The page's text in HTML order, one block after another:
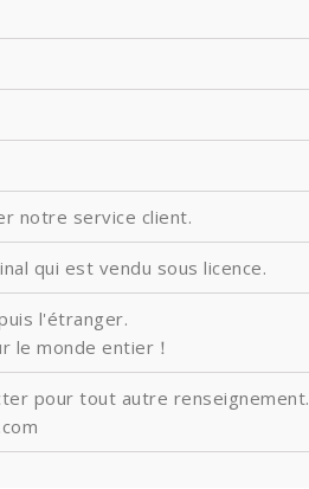
notre service client.
qui est vendu sous licence.
l'étranger.
le monde entier！
pour tout autre renseignement.